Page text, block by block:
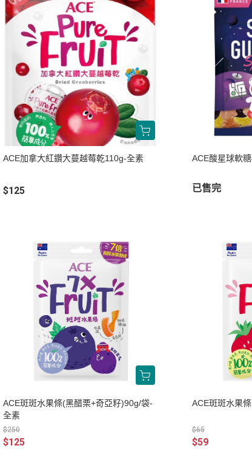
蒟蒻
ACE加拿大紅鑽大蔓越莓乾110g-全素
$125
ACE酸星球軟
已售完
ACE斑斑水果條(黑醋栗+奇亞籽)90g/袋-
全素
$250
$125
ACE斑斑水果
$65
$59